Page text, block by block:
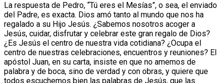
La respuesta de Pedro, “Tú eres el Mesías”, o sea, el enviado
del Padre, es exacta. Dios amó tanto al mundo que nos ha
regalado a su Hijo Jesús. ¿Sabemos nosotros acoger a
Jesús, cuidar, disfrutar y celebrar este gran regalo de Dios?
¿Es Jesús el centro de nuestra vida cotidiana? ¿Ocupa el
centro de nuestras celebraciones, encuentros y reuniones? El
apóstol Juan, en su carta, insiste en que no amemos de
palabra y de boca, sino de verdad y con obras, y quiere que
todos escuchemos bien las palabras de Jesús, que las